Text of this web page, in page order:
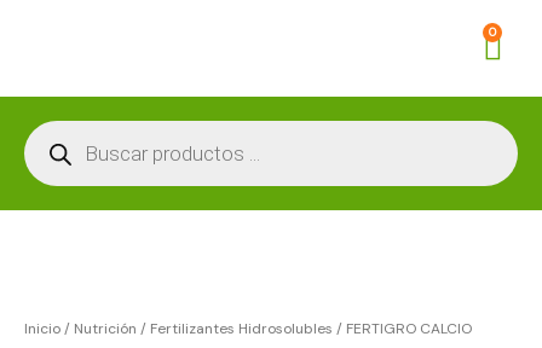
0
Búsqueda
de
productos
Inicio/ Nutrición / Fertilizantes Hidrosolubles / FERTIGRO CALCIO